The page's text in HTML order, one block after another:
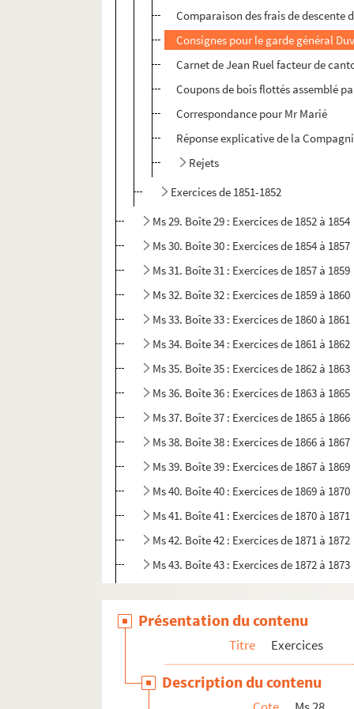
Comparaison des frais de descente
Consignes pour le garde général
Carnet de Jean Ruel facteur de
Coupons de bois flottés assemblé
Correspondance pour Mr Marié
Réponse explicative de la
Rejets
Exercices de 1851-1852
Ms 29. Boîte 29 : Exercices de 1852 à 1854
Ms 30. Boîte 30 : Exercices de 1854 à 1857
Ms 31. Boîte 31 : Exercices de 1857 à 1859
Ms 32. Boîte 32 : Exercices de 1859 à 1860
Ms 33. Boîte 33 : Exercices de 1860 à 1861
Ms 34. Boîte 34 : Exercices de 1861 à 1862
Ms 35. Boîte 35 : Exercices de 1862 à 1863
Ms 36. Boîte 36 : Exercices de 1863 à 1865
Ms 37. Boîte 37 : Exercices de 1865 à 1866
Ms 38. Boîte 38 : Exercices de 1866 à 1867
Ms 39. Boîte 39 : Exercices de 1867 à 1869
Ms 40. Boîte 40 : Exercices de 1869 à 1870
Ms 41. Boîte 41 : Exercices de 1870 à 1871
Ms 42. Boîte 42 : Exercices de 1871 à 1872
Ms 43. Boîte 43 : Exercices de 1872 à 1873
Ms 45. Boîte 45 : Exercices de 1874 à 1875
Ms 46. Boîte 46 : Exercices de 1875 à 1876
Ms 47. Boîte 47 : Exercices de 1876 à 1877
Ms 48. Boîte 48 : Exercices de 1877 à 1878
Présentation du contenu
Titre Exercices
Description du contenu